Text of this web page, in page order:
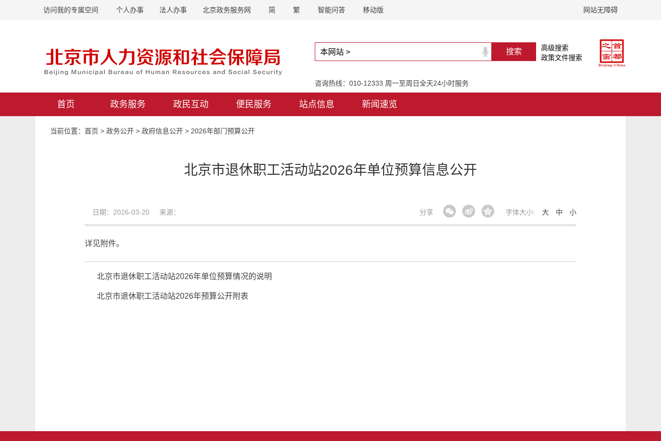
访问我的专属空间 个人办事 法人办事 北京政务服务网 简 繁 智能问答 移动版 网站无障碍
高级搜索
政策文件搜索
咨询热线：010-12333 周一至周日全天24小时服务
首页 政务服务 政民互动 便民服务 站点信息 新闻速览
当前位置： 首页 > 政务公开 > 政府信息公开 > 2026年部门预算公开
北京市退休职工活动站2026年单位预算信息公开
日期：2026-03-20 来源： 字体大小: 大 中 小
分享
详见附件。
北京市退休职工活动站2026年单位预算情况的说明
北京市退休职工活动站2026年预算公开附表